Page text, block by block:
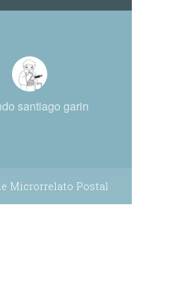
santiago garin
Microrrelato Postal